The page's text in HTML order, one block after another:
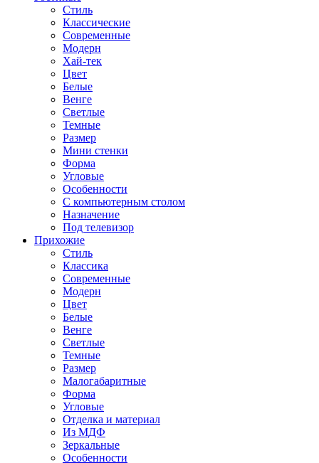
Стиль
Классические
Современные
Модерн
Хай-тек
Цвет
Белые
Венге
Светлые
Темные
Размер
Мини стенки
Форма
Угловые
Особенности
С компьютерным столом
Назначение
Под телевизор
Прихожие
Стиль
Классика
Современные
Модерн
Цвет
Белые
Венге
Светлые
Темные
Размер
Малогабаритные
Форма
Угловые
Отделка и материал
Из МДФ
Зеркальные
Особенности